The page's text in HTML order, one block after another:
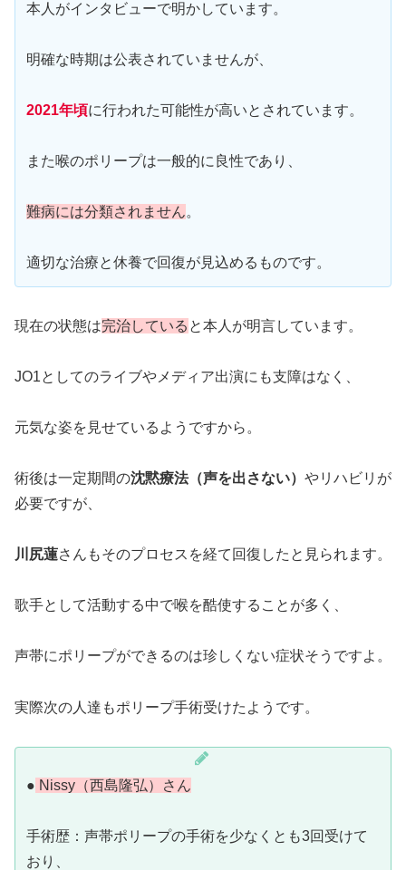
本人がインタビューで明かしています。
明確な時期は公表されていませんが、
2021年頃に行われた可能性が高いとされています。
また喉のポリープは一般的に良性であり、
難病には分類されません。
適切な治療と休養で回復が見込めるものです。
現在の状態は完治している と本人が明言しています。
JO1としてのライブやメディア出演にも支障はなく、
元気な姿を見せているようですから。
術後は一定期間の沈黙療法（声を出さない） やリハビリが
必要ですが、
川尻蓮さんもそのプロセスを経て回復したと見られます。
歌手として活動する中で喉を酷使することが多く、
声帯にポリープができるのは珍しくない症状そうですよ。
実際次の人達もポリープ手術受けたようです。
● Nissy（西島隆弘）さん
手術歴：声帯ポリープの手術を少なくとも3回受けて
おり、